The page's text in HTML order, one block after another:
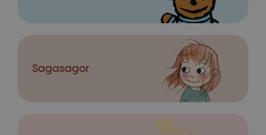
Sagasagor